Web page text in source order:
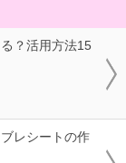
？活用方法15
レシートの作